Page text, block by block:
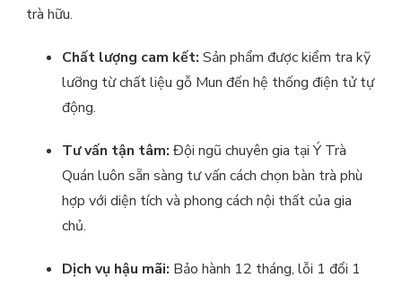
trà hữu.
Chất lượng cam kết: Sản phẩm được kiểm tra kỹ
lưỡng từ chất liệu gỗ Mun đến hệ thống điện tử tự
động.
Tư vấn tận tâm: Đội ngũ chuyên gia tại Ý Trà
Quán luôn sẵn sàng tư vấn cách chọn bàn trà phù
hợp với diện tích và phong cách nội thất của gia
chủ.
Dịch vụ hậu mãi: Bảo hành 12 tháng, lỗi 1 đổi 1